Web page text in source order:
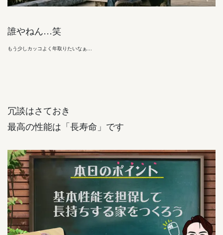
誰やねん…笑
もう少しカッコよく年取りたいなぁ…
冗談はさておき
最高の性能は「長寿命」です